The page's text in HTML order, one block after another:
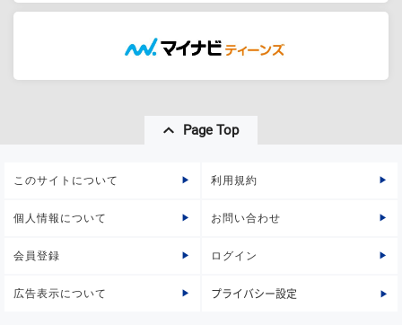
Page Top
このサイトについて 利用規約
個人情報について お問い合わせ
会員登録 ログイン
広告表示について プライバシー設定